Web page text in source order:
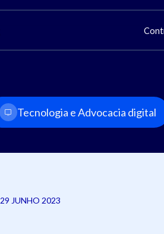
Tecnologia e Advocacia digital
29 JUNHO 2023